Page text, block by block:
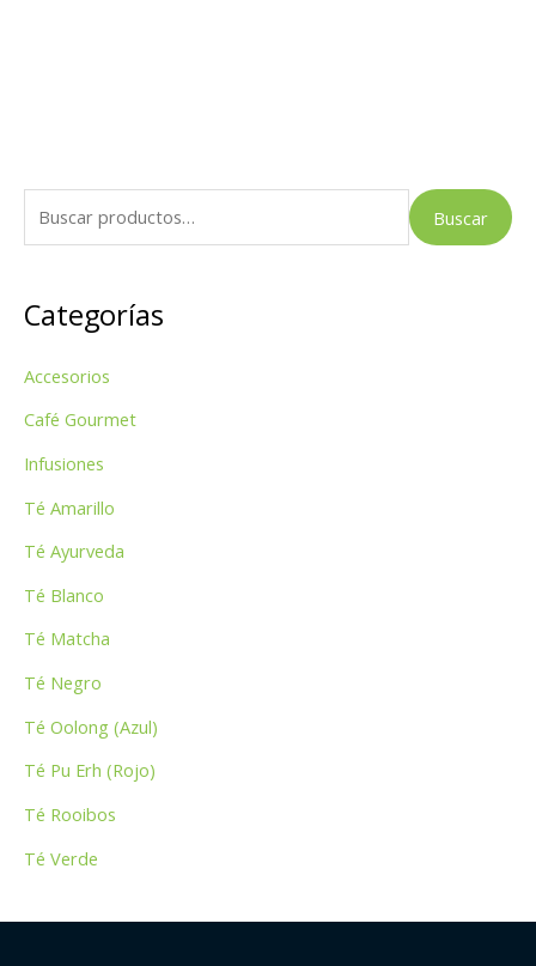
u
c
r
p
Buscar
Categorías
Accesorios
Café Gourmet
Infusiones
Té Amarillo
Té Ayurveda
Té Blanco
Té Matcha
Té Negro
Té Oolong (Azul)
Té Pu Erh (Rojo)
Té Rooibos
Té Verde